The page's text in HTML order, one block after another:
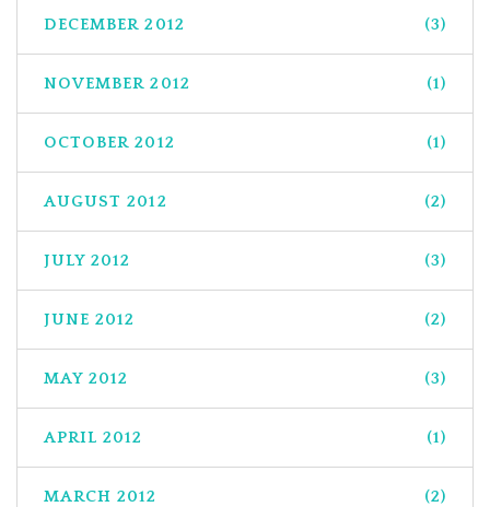
DECEMBER 2012 (3)
NOVEMBER 2012 (1)
OCTOBER 2012 (1)
AUGUST 2012 (2)
JULY 2012 (3)
JUNE 2012 (2)
MAY 2012 (3)
APRIL 2012 (1)
MARCH 2012 (2)